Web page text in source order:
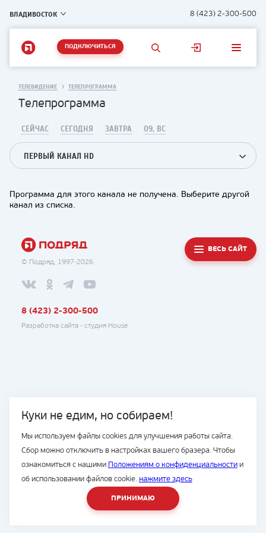
ВЛАДИВОСТОК 8 (423) 2-300-500
ПОДКЛЮЧИТЬСЯ
Куки не едим, но собираем!
Мы используем файлы cookies для улучшения работы сайта.
Сбор можно отключить в настройках вашего бразера. Чтобы
ознакомиться с нашими Положениям о конфиденциальностии
об использовании файлов cookie. нажмите здесь
ПРИНИМАЮ
ТЕЛЕВИДЕНИЕ ТЕЛЕПРОГРАММА
Телепрограмма
СЕЙЧАС СЕГОДНЯ ЗАВТРА 09, ВС
ПЕРВЫЙ КАНАЛ HD
Программа для этого канала не получена. Выберите другой
канал из списка.
© Подряд, 1997-2026
ВЕСЬ САЙТ
8 (423) 2-300-500
Разработка сайта - студия House